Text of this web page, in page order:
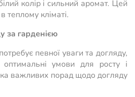
колір і сильний аромат. Цей
теплому кліматі.
за гарденією
певної уваги та догляду,
умови для росту і
важливих порад щодо догляду